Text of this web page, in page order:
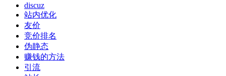
discuz
站内优化
友价
竞价排名
伪静态
赚钱的方法
引流